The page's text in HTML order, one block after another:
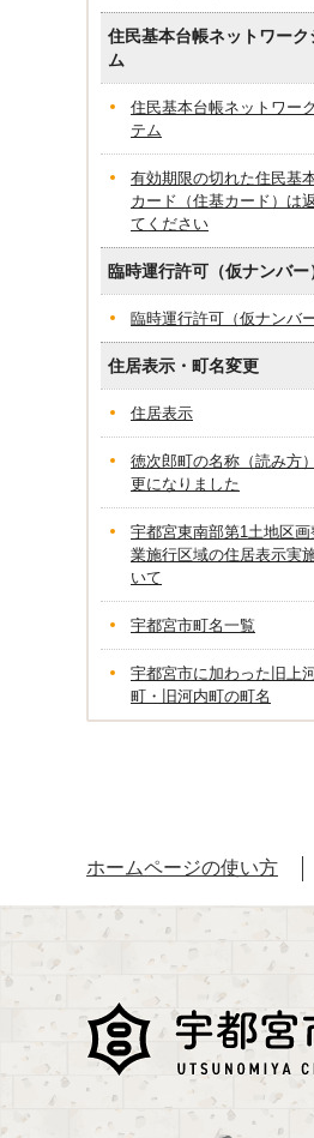
住民基本台帳ネットワーク
ム
住民基本台帳ネットワー
テム
有効期限の切れた住民基
カード（住基カード）は
てください
臨時運行許可（仮ナンバー
臨時運行許可（仮ナンバー
住居表示・町名変更
住居表示
徳次郎町の名称（読み方
更になりました
宇都宮東南部第1土地区
業施行区域の住居表示実
いて
宇都宮市町名一覧
宇都宮市に加わった旧上
町・旧河内町の町名
ホームページの使い方